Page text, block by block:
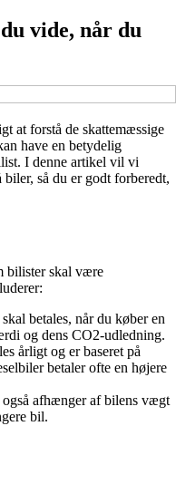
vide, når du
at forstå de skattemæssige
have en betydelig
I denne artikel vil vi
så du er godt forberedt,
bilister skal være
betales, når du køber en
og dens CO2-udledning.
årligt og er baseret på
betaler ofte en højere
også afhænger af bilens vægt
bil.